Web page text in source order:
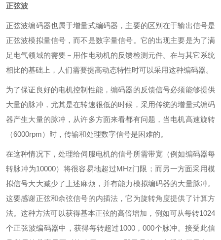
正弦波
正弦波编码器也属于增量式编码器，主要的区别在于输出信号是
正弦波模拟量信号，而不是数字量信号。它的出现主要是为了满
足电气领域的需要－用作电动机的反馈检测元件。在与其它系统
相比的基础上，人们需要提高动态特性时可以采用这种编码器。
为了保证良好的电机控制性能，编码器的反馈信号必须能够提供
大量的脉冲，尤其是在转速很低的时候，采用传统的增量式编码
器产生大量的脉冲，从许多方面来看都有问题，当电机高速旋转
（6000rpm）时，传输和处理数字信号是困难的。
在这种情况下，处理给伺服电机的信号所需带宽（例如编码器每
转脉冲为10000）将很容易地超过MHz门限；而另一方面采用模
拟信号大大减少了上述麻烦，并有能力模拟编码器的大量脉冲。
这要感谢正弦和余弦信号的内插法，它为旋转角度提供了计算方
法。这种方法可以获得基本正弦的高倍增加，例如可从每转1024
个正弦波编码器中，获得每转超过1000，000个脉冲。接受此信